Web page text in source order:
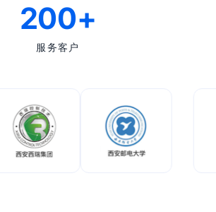
200+
服务客户